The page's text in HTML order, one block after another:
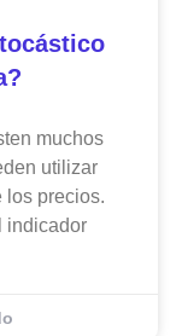
muchos
utilizar
los precios.
indicador